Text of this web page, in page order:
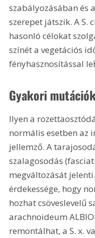
szabályozásában és
szerepet játszik. A
hasonló célokat
színét a vegetációs
fényhasznosítással
Gyakori
Ilyen a
normális esetben az
jellemző. A
szalagosodás
megváltozását
érdekessége, hogy
hozhat csöveslevelű
arachnoideum
remontálhat, a S. x.